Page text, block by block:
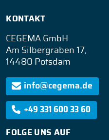
KONTAKT
CEGEMA GmbH
Am Silbergraben 17,
14480 Potsdam
info@cegema.de
+49 331 600 33 60
FOLGE UNS AUF